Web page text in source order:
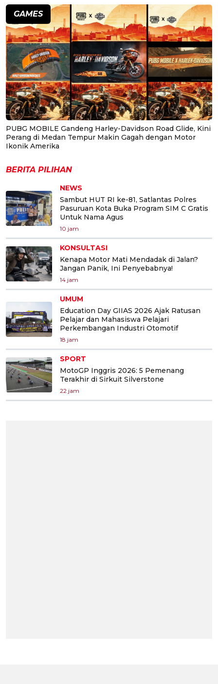
GAMES
PUBG MOBILE Gandeng Harley-Davidson Road Glide, Kini
Perang di Medan Tempur Makin Gagah dengan Motor
Ikonik Amerika
BERITA PILIHAN
NEWS
Sambut HUT RI ke-81, Satlantas Polres
Pasuruan Kota Buka Program SIM C Gratis
Untuk Nama Agus
10 jam
KONSULTASI
Kenapa Motor Mati Mendadak di Jalan?
Jangan Panik, Ini Penyebabnya!
14 jam
UMUM
Education Day GIIAS 2026 Ajak Ratusan
Pelajar dan Mahasiswa Pelajari
Perkembangan Industri Otomotif
18 jam
SPORT
MotoGP Inggris 2026: 5 Pemenang
Terakhir di Sirkuit Silverstone
22 jam